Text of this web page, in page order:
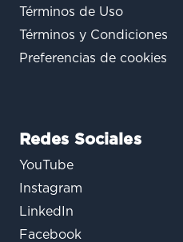
Términos de Uso
Términos y Condiciones
Preferencias de cookies
Redes Sociales
YouTube
Instagram
LinkedIn
Facebook